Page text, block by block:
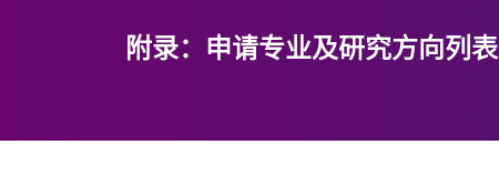
附录：申请专业及研究方向列表